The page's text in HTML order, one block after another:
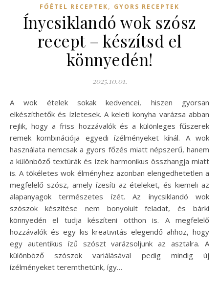
FŐÉTEL RECEPTEK, GYORS RECEPTEK
Ínycsiklandó wok szósz
recept – készítsd el
könnyedén!
2025.10.01.
A wok ételek sokak kedvencei, hiszen gyorsan
elkészíthetők és ízletesek. A keleti konyha varázsa abban
rejlik, hogy a friss hozzávalók és a különleges fűszerek
remek kombinációja egyedi ízélményeket kínál. A wok
használata nemcsak a gyors főzés miatt népszerű, hanem
a különböző textúrák és ízek harmonikus összhangja miatt
is. A tökéletes wok élményhez azonban elengedhetetlen a
megfelelő szósz, amely ízesíti az ételeket, és kiemeli az
alapanyagok természetes ízét. Az ínycsiklandó wok
szószok készítése nem bonyolult feladat, és bárki
könnyedén el tudja készíteni otthon is. A megfelelő
hozzávalók és egy kis kreativitás elegendő ahhoz, hogy
egy autentikus ízű szószt varázsoljunk az asztalra. A
különböző szószok variálásával pedig mindig új
ízélményeket teremthetünk, így…